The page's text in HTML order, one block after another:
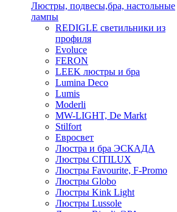
Люстры, подвесы,бра, настольные
лампы
REDIGLE светильники из
профиля
Evoluce
FERON
LEEK люстры и бра
Lumina Deco
Lumis
Moderli
MW-LIGHT, De Markt
Stilfort
Евросвет
Люстра и бра ЭСКАДА
Люстры CITILUX
Люстры Favourite, F-Promo
Люстры Globo
Люстры Kink Light
Люстры Lussole